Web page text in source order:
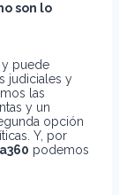
son lo
y puede
judiciales y
las
y un
opción
Y, por
podemos